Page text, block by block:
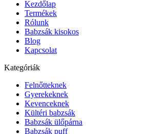
Kezdőlap
Termékek
Rólunk
Babzsák kisokos
Blog
Kapcsolat
Kategóriák
Felnőtteknek
Gyerekeknek
Kevenceknek
Kültéri babzsák
Babzsák ülőpárna
Babzsák puff